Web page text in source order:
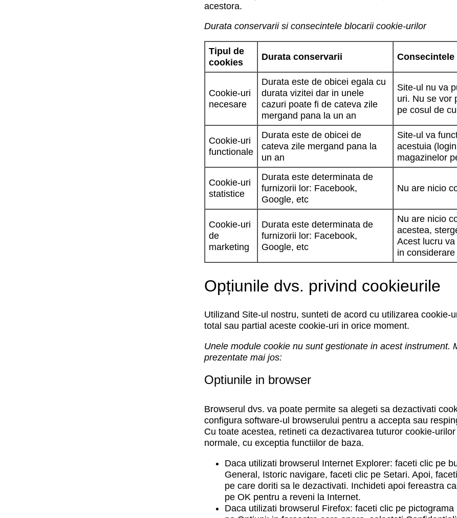
acestora.
Durata conservarii si consecintele blocarii cookie-urilor
Tipul de
cookies
Durata conservarii
Cookie-uri
necesare
Durata este de obicei egala cu
durata vizitei dar in unele
cazuri poate fi de cateva zile
mergand pana la un an
Site-ul nu va
uri. Nu se vor
pe cosul de
Cookie-uri
functionale
Durata este de obicei de
cateva zile mergand pana la
un an
Site-ul va
acestuia
magazinelor
Cookie-uri
statistice
Durata este determinata de
furnizorii lor: Facebook,
Google, etc
Nu are nicio
Cookie-uri
de
marketing
Durata este determinata de
furnizorii lor: Facebook,
Google, etc
Nu are nicio
acestea,
Acest lucru
in
Opțiunile dvs. privind cookieurile
Utilizand Site-ul nostru, sunteti de acord cu utilizarea
total sau partial aceste cookie-uri in orice moment.
Unele module cookie nu sunt gestionate in acest instrument.
prezentate mai jos:
Optiunile in browser
Browserul dvs. va poate permite sa alegeti sa dezactivati
configura software-ul browserului pentru a accepta sau
Cu toate acestea, retineti ca dezactivarea tuturor cookie-
normale, cu exceptia functiilor de baza.
Daca utilizati browserul Internet Explorer: faceti clic pe
General, Istoric navigare, faceti clic pe Setari. Apoi,
pe care doriti sa le dezactivati. Inchideti apoi fereastra
peOK pentru a reveni la Internet.
Daca utilizati browserul Firefox: faceti clic pe